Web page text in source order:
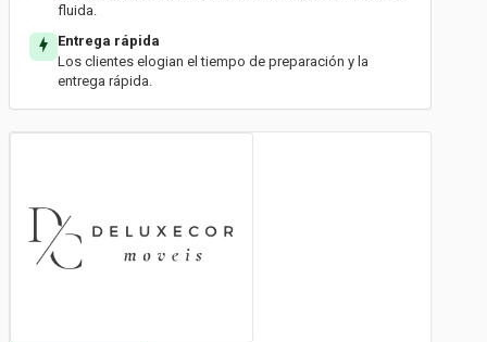
fluida.
Entrega rápida
Los clientes elogian el tiempo de preparación y la
entrega rápida.